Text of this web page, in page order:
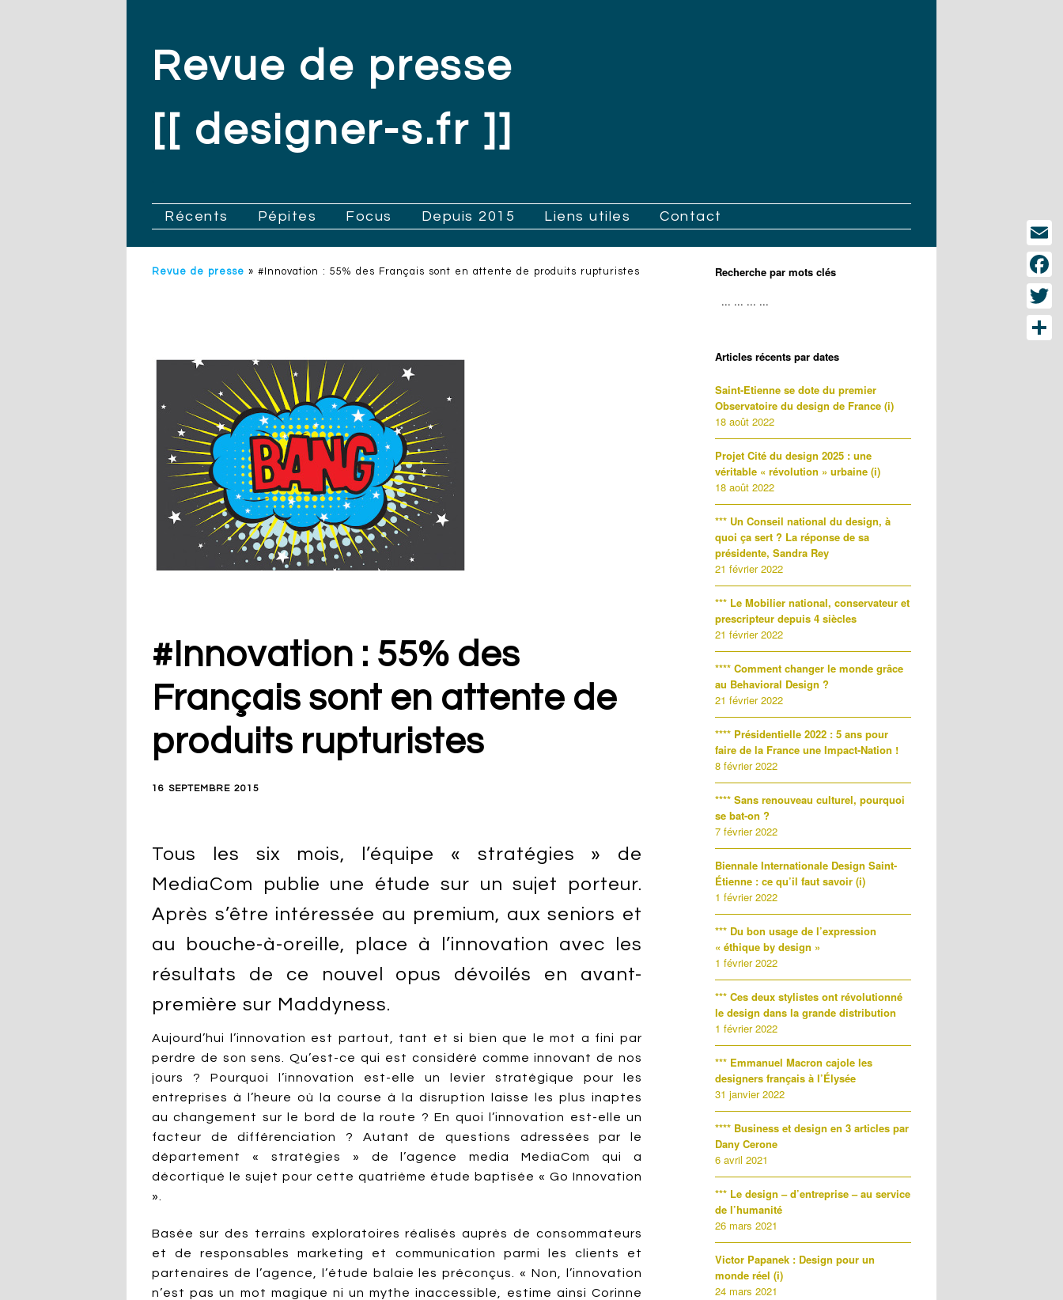
Revue de presse
[[ designer-s.fr ]]
Récents Pépites Focus Depuis 2015 Liens utiles Contact
Revue de presse » #Innovation : 55% des Français sont en attente de produits rupturistes
#Innovation : 55% des
Français sont en attente de
produits rupturistes
16 SEPTEMBRE 2015
Tous les six mois, l’équipe « stratégies » de
MediaCom publie une étude sur un sujet porteur.
Après s’être intéressée au premium, aux seniors et
au bouche-à-oreille, place à l’innovation avec les
résultats de ce nouvel opus dévoilés en avant-
première sur Maddyness.
Aujourd’hui l’innovation est partout, tant et si bien que le mot a fini par
perdre de son sens. Qu’est-ce qui est considéré comme innovant de nos
jours ? Pourquoi l’innovation est-elle un levier stratégique pour les
entreprises à l’heure où la course à la disruption laisse les plus inaptes
au changement sur le bord de la route ? En quoi l’innovation est-elle un
facteur de différenciation ? Autant de questions adressées par le
département « stratégies » de l’agence media MediaCom qui a
décortiqué le sujet pour cette quatrième étude baptisée « Go Innovation
».
Basée sur des terrains exploratoires réalisés auprès de consommateurs
et de responsables marketing et communication parmi les clients et
partenaires de l’agence, l’étude balaie les préconçus. « Non, l’innovation
n’est pas un mot magique ni un mythe inaccessible, estime ainsi Corinne
Recherche par mots clés
Articles récents par dates
Saint-Etienne se dote du premier
Observatoire du design de France (i)
18 août 2022
Projet Cité du design 2025 : une
véritable « révolution » urbaine (i)
18 août 2022
*** Un Conseil national du design, à
quoi ça sert ? La réponse de sa
présidente, Sandra Rey
21 février 2022
*** Le Mobilier national, conservateur et
prescripteur depuis 4 siècles
21 février 2022
**** Comment changer le monde grâce
au Behavioral Design ?
21 février 2022
**** Présidentielle 2022 : 5 ans pour
faire de la France une Impact-Nation !
8 février 2022
**** Sans renouveau culturel, pourquoi
se bat-on ?
7 février 2022
Biennale Internationale Design Saint-
Étienne : ce qu’il faut savoir (i)
1 février 2022
*** Du bon usage de l’expression
« éthique by design »
1 février 2022
*** Ces deux stylistes ont révolutionné
le design dans la grande distribution
1 février 2022
*** Emmanuel Macron cajole les
designers français à l’Élysée
31 janvier 2022
**** Business et design en 3 articles par
Dany Cerone
6 avril 2021
*** Le design – d’entreprise – au service
de l’humanité
26 mars 2021
Victor Papanek : Design pour un
monde réel (i)
24 mars 2021
Email